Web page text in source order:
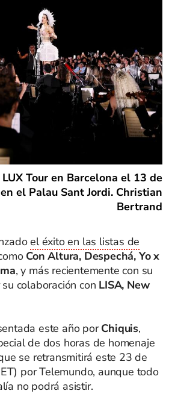
Tour en Barcelona el 13 de
el Palau Sant Jordi. Christian
Bertrand
el éxito en las listas de
Con Altura, Despechá, Yo x
, y más recientemente con su
su colaboración con LISA, New
este año porChiquis,
de dos horas de homenaje
se retransmitirá este 23 de
por Telemundo, aunque todo
no podrá asistir.